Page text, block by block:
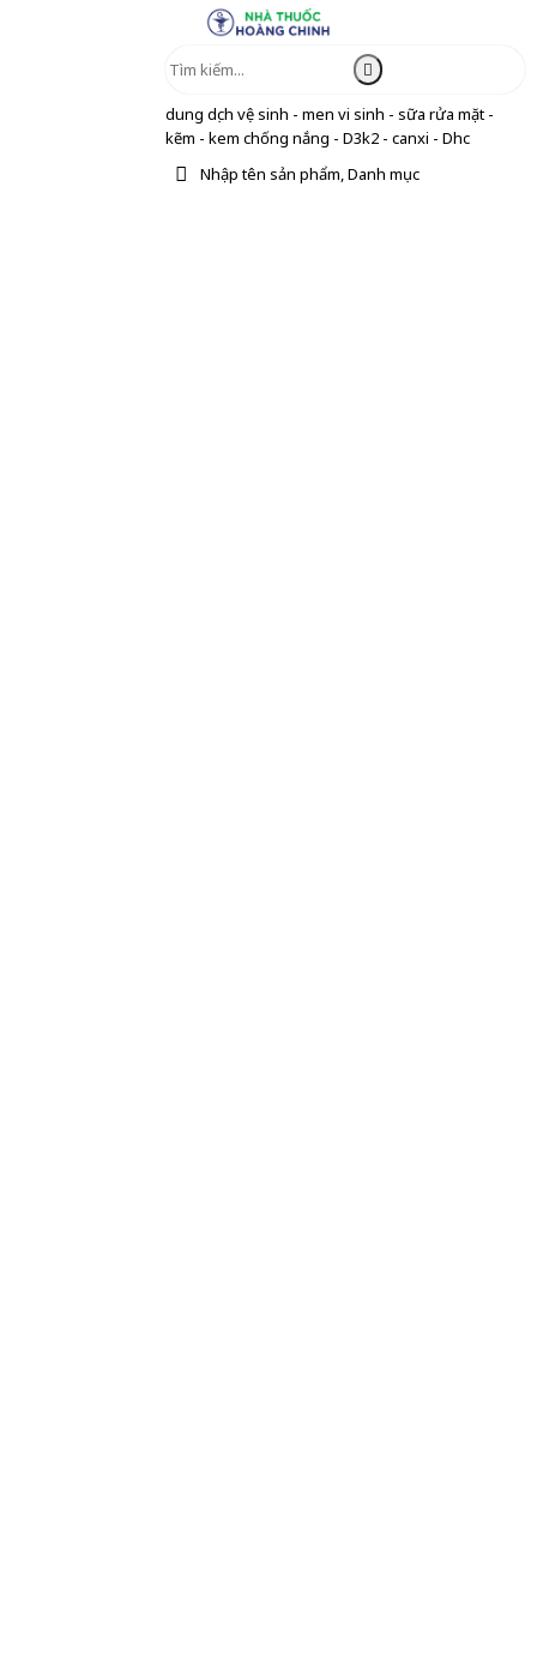
dung dịch vệ sinh - men vi sinh - sữa rửa mặt -
kẽm - kem chống nắng - D3k2 - canxi - Dhc
Nhập tên sản phẩm, Danh mục